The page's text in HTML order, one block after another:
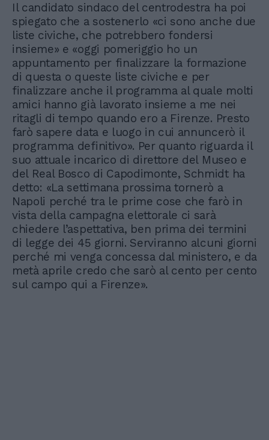
Il candidato sindaco del centrodestra ha poi
spiegato che a sostenerlo «ci sono anche due
liste civiche, che potrebbero fondersi
insieme» e «oggi pomeriggio ho un
appuntamento per finalizzare la formazione
di questa o queste liste civiche e per
finalizzare anche il programma al quale molti
amici hanno già lavorato insieme a me nei
ritagli di tempo quando ero a Firenze. Presto
farò sapere data e luogo in cui annuncerò il
programma definitivo». Per quanto riguarda il
suo attuale incarico di direttore del Museo e
del Real Bosco di Capodimonte, Schmidt ha
detto: «La settimana prossima tornerò a
Napoli perché tra le prime cose che farò in
vista della campagna elettorale ci sarà
chiedere l’aspettativa, ben prima dei termini
di legge dei 45 giorni. Serviranno alcuni giorni
perché mi venga concessa dal ministero, e da
metà aprile credo che sarò al cento per cento
sul campo qui a Firenze».